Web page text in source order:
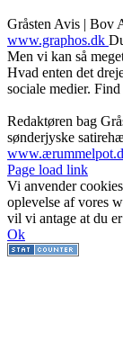
Gråsten Avis | Bov
www.graphos.dk
Men vi kan så
Hvad enten det
sociale medier.
Redaktøren bag
sønderjyske
Facebook
Facebook
Facebook
Facebook
Instagram
Instagram
Instagram
LinkedIn
Page load link
Vi anvender
oplevelse af vores
vil vi antage at du
Ok
Go